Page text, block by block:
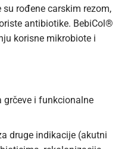
rođene carskim rezom,
antibiotike. BebiCol®
korisne mikrobiote i
i funkcionalne
druge indikacije (akutni